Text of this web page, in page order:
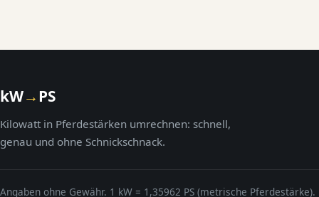
kW→PS
Kilowatt in Pferdestärken umrechnen: schnell,
genau und ohne Schnickschnack.
Angaben ohne Gewähr. 1 kW = 1,35962 PS (metrische Pferdestärke).